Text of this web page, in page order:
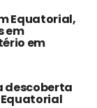
Equatorial,
em
em
descoberta